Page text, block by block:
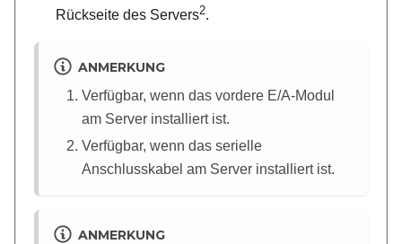
Rückseite des Servers2.
ANMERKUNG
Verfügbar, wenn das vordere E/A-Modul
am Server installiert ist.
Verfügbar, wenn das serielle
Anschlusskabel am Server installiert ist.
ANMERKUNG